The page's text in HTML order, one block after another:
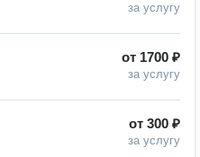
за услугу
от 1700 ₽
за услугу
от 300 ₽
за услугу